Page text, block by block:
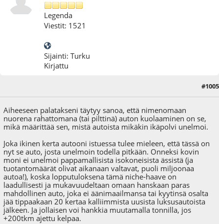
Legenda
Viestit: 1521
Sijainti: Turku
Kirjattu
#1005
Aiheeseen palatakseni täytyy sanoa, että nimenomaan
nuorena rahattomana (tai pilttinä) auton kuolaaminen on se,
mikä määrittää sen, mistä autoista mikäkin ikäpolvi unelmoi.
Joka ikinen kerta autooni istuessa tulee mieleen, että tässä on
nyt se auto, josta unelmoin todella pitkään. Onneksi kovin
moni ei unelmoi pappamallisista isokoneisista ässistä (ja
tuotantomäärät olivat aikanaan valtavat, puoli miljoonaa
autoa!), koska lopputuloksena tämä niche-haave on
laadullisesti ja mukavuudeltaan omaan hanskaan paras
mahdollinen auto, joka ei äänimaailmansa tai kyytinsä osalta
jää tippaakaan 20 kertaa kalliimmista uusista luksusautoista
jälkeen. Ja jollaisen voi hankkia muutamalla tonnilla, jos
+200tkm ajettu kelpaa.